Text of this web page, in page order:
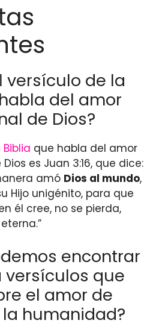
versículo de la
del amor
de Dios?
que habla del amor
es Juan 3:16, que dice:
amó Dios al mundo,
Hijo unigénito, para que
él cree, no se pierda,
encontrar
versículos que
el amor de
humanidad?